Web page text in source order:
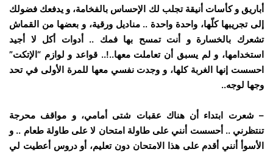
أباريق و كأسات أنيقة تجلب لك الإحساس بالفخامة، و يدفعك فضولك
إلى تجريبها كلّها، واحدة واحدة .. مناديل ورقية، و بعضها من القماش
تشعرك بالخسارة و أنت تمسح بها فمك .. أدوات أكل لا أجيد
استخدامها، و لم يسبق أن تعاملت معها..!.. قواعد و لوازم “الإتكت”
احسست إنها الغربة كلها، و وجدت نفسي معها للمرة الأولى في تحد
وجها لوجه..
– شعرت ابتداء أن هناك عقبات شتى أمامي، و مواقف محرجة
تنتظرني .. أحسست أنني على طاولة امتحان لا على طاولة طعام .. و
الأسوأ أنني أقدم على هذا الامتحان دون تعليم، أو دروس أعطيت لي